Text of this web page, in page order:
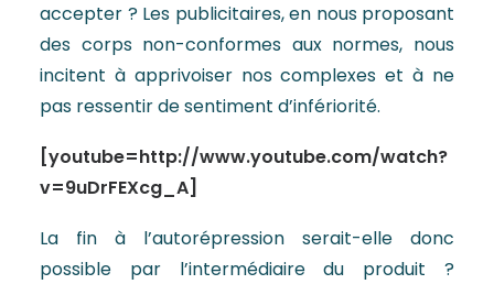
accepter ? Les publicitaires, en nous proposant
des corps non-conformes aux normes, nous
incitent à apprivoiser nos complexes et à ne
pas ressentir de sentiment d’infériorité.
[youtube=http://www.youtube.com/watch?
v=9uDrFEXcg_A]
La fin à l’autorépression serait-elle donc
possible par l’intermédiaire du produit ?